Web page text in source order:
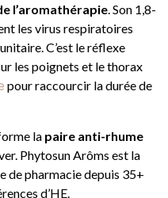
l’aromathérapie. Son 1,8-
les virus respiratoires
C’est le réflexe
les poignets et le thorax
pour raccourcir la durée de
la paire anti-rhume
Phytosun Arôms est la
de pharmacie depuis 35+
d’HE.